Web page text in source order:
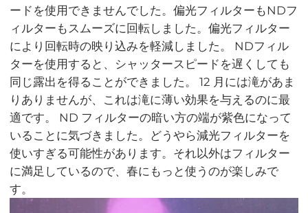
ードを使用できませんでした。偏光フィルターもNDフ
ィルターもスムーズに回転しました。偏光フィルター
により回転時の映り込みを軽減しました。 NDフィル
ターを使用すると、シャッタースピードを遅くしても
同じ露出を得ることができました。 12 月には滝があま
りありませんが、これは滝に薄い効果を与えるのに最
適です。 ND フィルターの暗い方の端が紫色になって
いることに気づきました。どうやら減光フィルターを
使いすぎる可能性があります。それ以外はフィルター
に満足しているので、春にもっと使うのが楽しみで
す。